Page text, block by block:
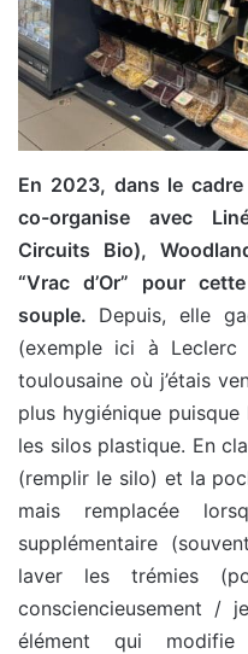
En 2023, dans le
co-organise avec
Circuits Bio),
“Vrac d’Or” pour
souple. Depuis, elle
(exemple ici à Leclerc
toulousaine où j’étais
plus hygiénique puisque
les silos plastique. En
(remplir le silo) et la
mais remplacée
supplémentaire
laver les trémies
consciencieusement /
élément qui modifie